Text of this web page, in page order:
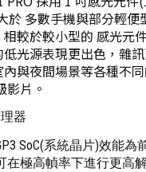
於 多數手機與部分輕便
較於較小型的 感光元
光源表現更出色，雜
與夜間場景等各種不
影片。
器
SoC(系統晶片)效能為
在極高幀率下進行更高